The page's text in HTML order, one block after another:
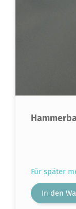
Für später
In den